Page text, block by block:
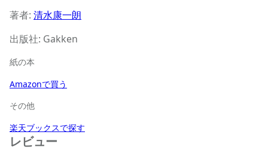
著者: 清水康一朗
出版社: Gakken
紙の本
Amazonで買う
その他
楽天ブックスで探す
レビュー